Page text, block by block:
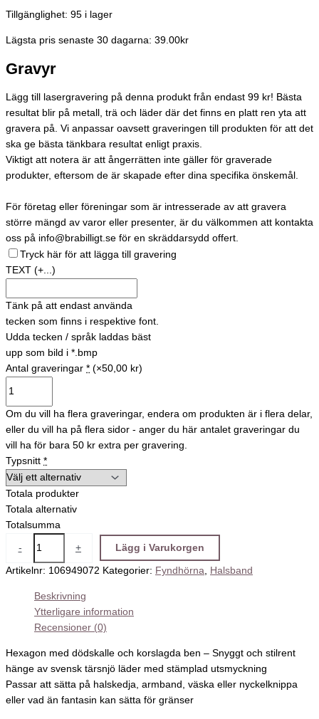
Tillgänglighet: 95 i lager
Lägsta pris senaste 30 dagarna: 39.00kr
Gravyr
Lägg till lasergravering på denna produkt från endast 99 kr! Bästa
resultat blir på metall, trä och läder där det finns en platt ren yta att
gravera på. Vi anpassar oavsett graveringen till produkten för att det
ska ge bästa tänkbara resultat enligt praxis.
Viktigt att notera är att ångerrätten inte gäller för graverade
produkter, eftersom de är skapade efter dina specifika önskemål.
För företag eller föreningar som är intresserade av att gravera
större mängd av varor eller presenter, är du välkommen att kontakta
oss på info@brabilligt.se för en skräddarsydd offert.
Tryck här för att lägga till gravering
TEXT (+...)
Tänk på att endast använda
tecken som finns i respektive font.
Udda tecken / språk laddas bäst
upp som bild i *.bmp
Antal graveringar * (×50,00 kr)
Om du vill ha flera graveringar, endera om produkten är i flera delar,
eller du vill ha på flera sidor - anger du här antalet graveringar du
vill ha för bara 50 kr extra per gravering.
Typsnitt *
Totala produkter
Totala alternativ
Totalsumma
- + Lägg i Varukorgen
Artikelnr: 106949072 Kategorier: Fyndhörna, Halsband
Beskrivning
Ytterligare information
Recensioner (0)
Hexagon med dödskalle och korslagda ben – Snyggt och stilrent
hänge av svensk tärsnjö läder med stämplad utsmyckning
Passar att sätta på halskedja, armband, väska eller nyckelknippa
eller vad än fantasin kan sätta för gränser